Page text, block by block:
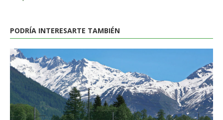
PODRÍA INTERESARTE TAMBIÉN